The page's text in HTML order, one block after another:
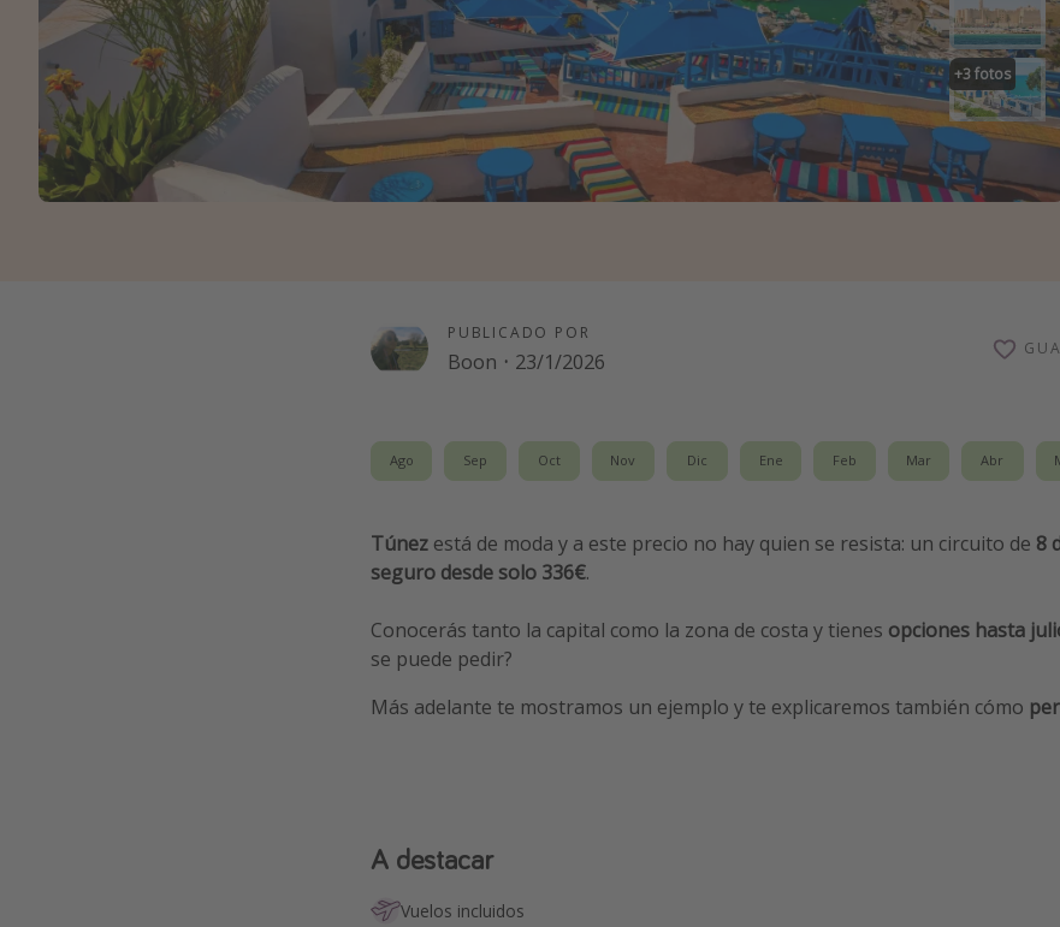
+3fotos
PUBLICADO POR
Boon · 23/1/2026
Ago Sep Oct Nov Dic Ene Feb Mar Abr
Túnez está de moda y a este precio no hay quien se resista: un circuito de 8
seguro desde solo 336€.
Conocerás tanto la capital como la zona de costa y tienes opciones hasta
se puede pedir?
Más adelante te mostramos un ejemplo y te explicaremos también cómo
A destacar
Vuelos incluidos